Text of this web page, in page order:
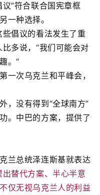
”符合联合国宪章框
一种选择。
倡议的看法发生了重
多说，“我们可能会对
。”
一次乌克兰和平峰会，
，没有得到“全球南方”
。中巴的方案，提供了
兰总统泽连斯基就表达
出替代方案、半心半意
仅无视乌克兰人的利益